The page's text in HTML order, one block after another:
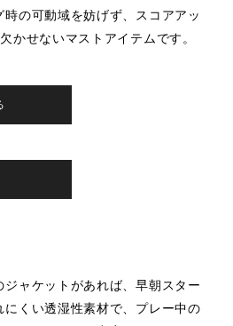
の可動域を妨げず、スコアアッ
かせないマストアイテムです。
ャケットがあれば、早朝スター
くい透湿性素材で、プレー中の